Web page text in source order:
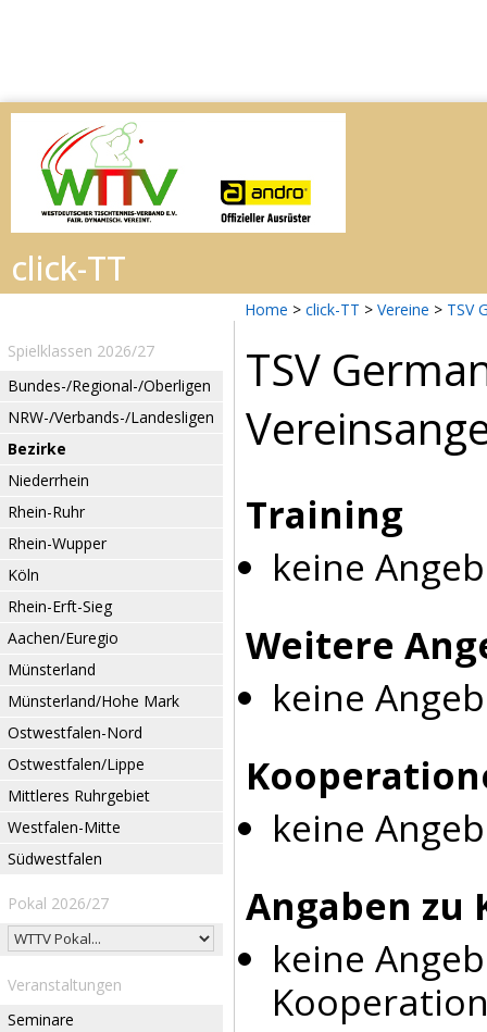
Home > click-TT > Vereine > TSV
Spielklassen 2026/27
Bundes-/Regional-/Oberligen
NRW-/Verbands-/Landesligen
Bezirke
Niederrhein
Rhein-Ruhr
Rhein-Wupper
Köln
Rhein-Erft-Sieg
Aachen/Euregio
Münsterland
Münsterland/Hohe Mark
Ostwestfalen-Nord
Ostwestfalen/Lippe
Mittleres Ruhrgebiet
Westfalen-Mitte
Südwestfalen
Pokal 2026/27
Veranstaltungen
Seminare
TSV
Training
keine
Weitere
keine
keine
Angaben
keine